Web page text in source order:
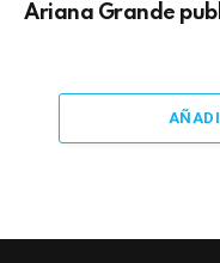
Ariana Grande